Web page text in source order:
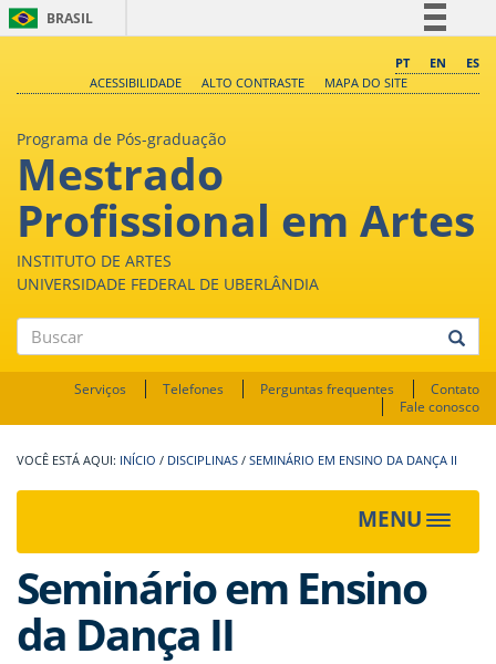
BRASIL
Comunica BR
Canais
PT EN
ES
ACESSIBILIDADE
ALTO CONTRASTE MAPA DO SITE
Programa de Pós-graduação
Mestrado
Profissional em Artes
INSTITUTO DE ARTES
UNIVERSIDADE FEDERAL DE UBERLÂNDIA
Buscar
Serviços Telefones Perguntas frequentes
Contato
Fale conosco
INÍCIO / DISCIPLINAS / SEMINÁRIO EM ENSINO DA DANÇA II
MENU
Toggle
Seminário em Ensino
da Dança II